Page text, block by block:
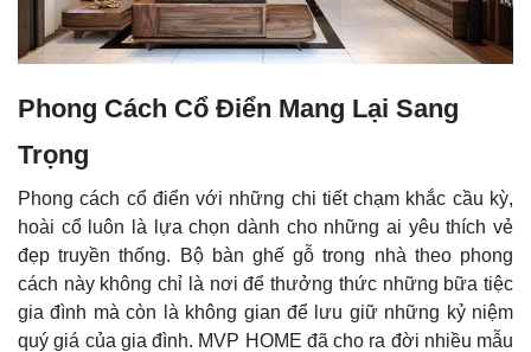
Phong Cách Cổ Điển Mang Lại Sang
Trọng
Phong cách cổ điển với những chi tiết chạm khắc cầu kỳ,
hoài cổ luôn là lựa chọn dành cho những ai yêu thích vẻ
đẹp truyền thống. Bộ bàn ghế gỗ trong nhà theo phong
cách này không chỉ là nơi để thưởng thức những bữa tiệc
gia đình mà còn là không gian để lưu giữ những kỷ niệm
quý giá của gia đình. MVP HOME đã cho ra đời nhiều mẫu